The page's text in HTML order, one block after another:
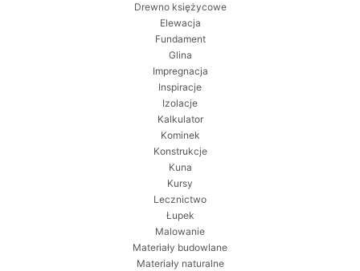
Drewno księżycowe
Elewacja
Fundament
Glina
Impregnacja
Inspiracje
Izolacje
Kalkulator
Kominek
Konstrukcje
Kuna
Kursy
Lecznictwo
Łupek
Malowanie
Materiały budowlane
Materiały naturalne